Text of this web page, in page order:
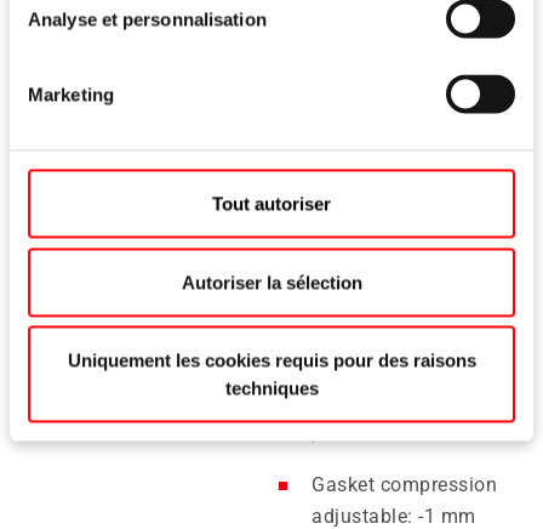
Analyse et personnalisation
Marketing
Tout autoriser
Autoriser la sélection
Uniquement les cookies requis pour des raisons
techniques
Frame material Aluminium
Sash weight Max. 120 kg
Adjustment
Laterally adjustable:
+2.2 / -2.2 mm
Height adjustable: -1
/ +5 mm
Gasket compression
adjustable: -1 mm